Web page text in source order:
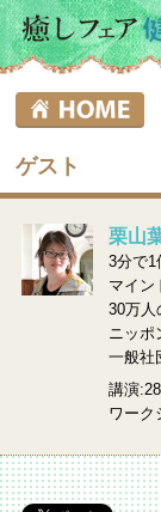
ゲスト
栗山
3分で1
マイン
30万人
ニッポ
一般社
講演
ワーク